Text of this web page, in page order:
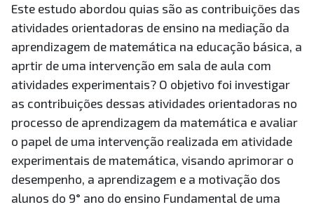
Este estudo abordou quias são as contribuições das
atividades orientadoras de ensino na mediação da
aprendizagem de matemática na educação básica, a
aprtir de uma intervenção em sala de aula com
atividades experimentais? O objetivo foi investigar
as contribuições dessas atividades orientadoras no
processo de aprendizagem da matemática e avaliar
o papel de uma intervenção realizada em atividade
experimentais de matemática, visando aprimorar o
desempenho, a aprendizagem e a motivação dos
alunos do 9° ano do ensino Fundamental de uma